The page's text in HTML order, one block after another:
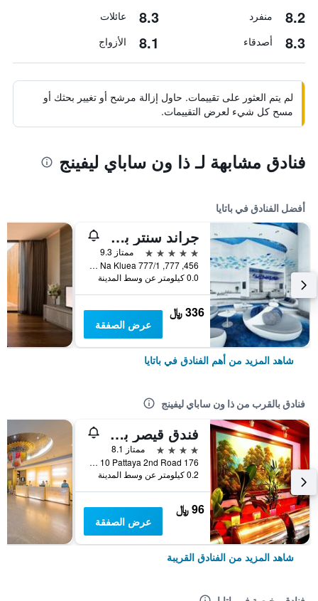
8.2 منفرد 8.3 عائلات
8.3 أصدقاء 8.1 الأزواج
لم يتم العثور على تقييمات. حاول إزالة مرشح أو تغيير بحثك أو
مسح كل شيء لعرض التقييمات.
فنادق مشابهة لـ ذا ون ساباي ليفينج
أفضل الفنادق في باتايا
جراند سنتر بوينت باتايا
5 نجوم
ممتاز 9.3
456, 777, 777/1 M.6 Na Kluea, باتايا, تايلاند
0.0 كيلومتر عن وسط المدينة
336 ﷼
عرض الصفقة
شاهد المزيد من أهم الفنادق في باتايا
فنادق بالقرب من ذا ون ساباي ليفينج
فندق قيصر بلاس
4 نجوم
ممتاز 8.1
176 Moo 10 Pattaya 2nd Road, باتايا, تايلاند
0.2 كيلومتر عن وسط المدينة
96 ﷼
عرض الصفقة
شاهد المزيد من الفنادق القريبة